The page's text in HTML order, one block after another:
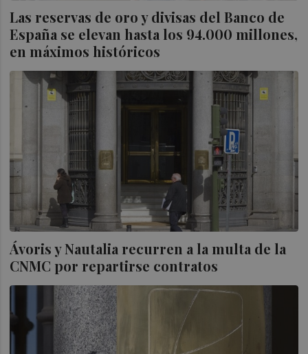
Las reservas de oro y divisas del Banco de
España se elevan hasta los 94.000 millones,
en máximos históricos
Ávoris y Nautalia recurren a la multa de la
CNMC por repartirse contratos